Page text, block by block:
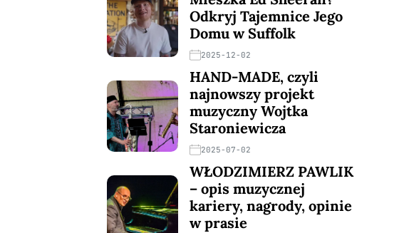
Odkryj Tajemnice Jego
Domu w Suffolk
2025-12-02
HAND-MADE, czyli
najnowszy projekt
muzyczny Wojtka
Staroniewicza
2025-07-02
WŁODZIMIERZ PAWLIK
– opis muzycznej
kariery, nagrody, opinie
w prasie